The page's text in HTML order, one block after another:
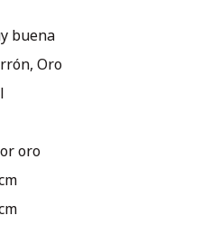
calidad, el
depurada y
dorados,
marrón de
un
buena
Oro
oro